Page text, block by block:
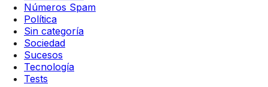
Números Spam
Política
Sin categoría
Sociedad
Sucesos
Tecnología
Tests